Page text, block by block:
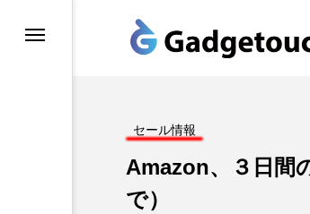
セール情報
Amazon、３日間
で）